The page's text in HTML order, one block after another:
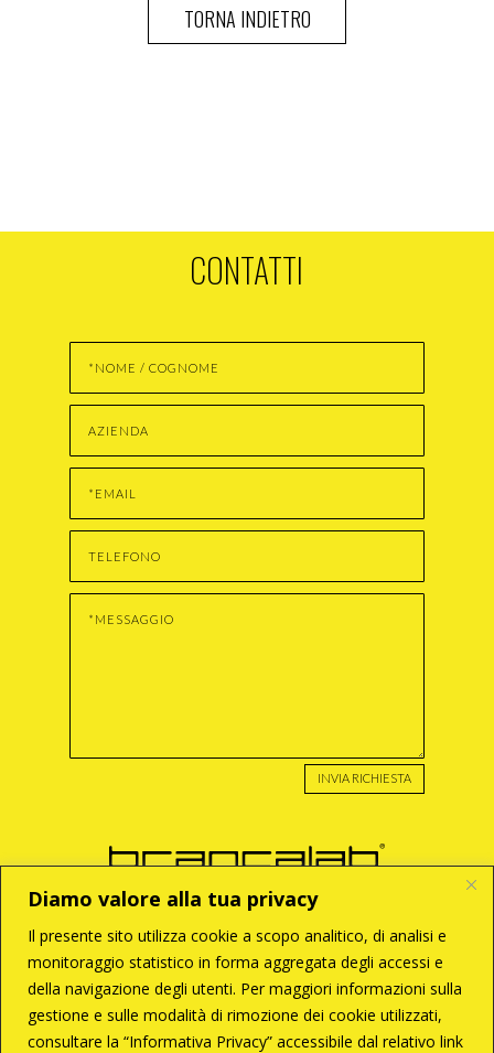
Diamo valore alla tua privacy
Il presente sito utilizza cookie a scopo analitico, di analisi e
monitoraggio statistico in forma aggregata degli accessi e
della navigazione degli utenti. Per maggiori informazioni sulla
gestione e sulle modalità di rimozione dei cookie utilizzati,
consultare la “Informativa Privacy” accessibile dal relativo link
CONTATTI
INVIA RICHIESTA
BRANCA S.r.l
Via Enzo Tortora, 121
00188 – Roma
C +39 338 6287261